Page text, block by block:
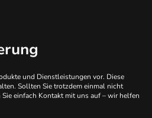
und Dienstleistungen vor. Diese
Sollten Sie trotzdem einmal nicht
einfach Kontakt mit uns auf – wir helfen